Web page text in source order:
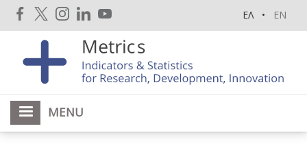
Skip
content
ΕΛ EN
MENU